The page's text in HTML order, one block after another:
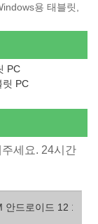
용 태블릿,
PC
릿 PC
세요. 24시간